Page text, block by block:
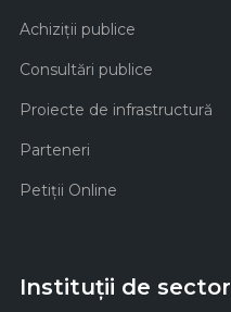
Achiziţii publice
Consultări publice
Proiecte de infrastructură
Parteneri
Petiții Online
Instituții de sector